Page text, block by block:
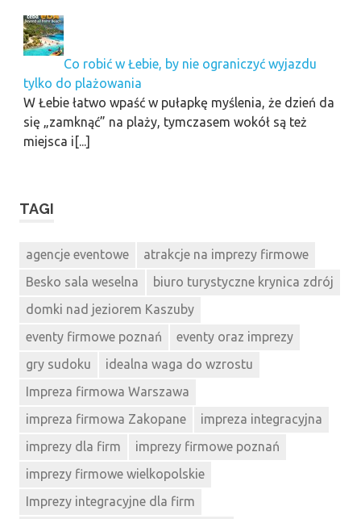
Co robić w Łebie, by nie ograniczyć wyjazdu
tylko do plażowania
W Łebie łatwo wpaść w pułapkę myślenia, że dzień da
się „zamknąć” na plaży, tymczasem wokół są też
miejsca i[...]
TAGI
agencje eventowe
atrakcje na imprezy firmowe
Besko sala weselna
biuro turystyczne krynica zdrój
domki nad jeziorem Kaszuby
eventy firmowe poznań
eventy oraz imprezy
gry sudoku
idealna waga do wzrostu
Impreza firmowa Warszawa
impreza firmowa Zakopane
impreza integracyjna
imprezy dla firm
imprezy firmowe poznań
imprezy firmowe wielkopolskie
Imprezy integracyjne dla firm